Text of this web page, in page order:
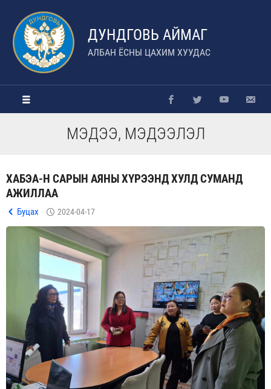
ДУНДГОВЬ АЙМАГ
АЛБАН ЁСНЫ ЦАХИМ ХУУДАС
МЭДЭЭ, МЭДЭЭЛЭЛ
ХАБЭА-Н САРЫН АЯНЫ ХҮРЭЭНД ХУЛД СУМАНД
АЖИЛЛАА
Буцах 2024-04-17